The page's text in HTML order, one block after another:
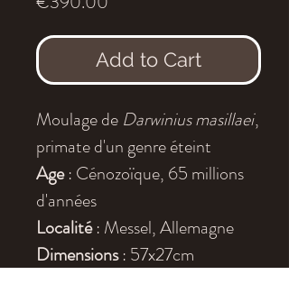
Add to Cart
Moulage de Darwinius masillaei,
primate d'un genre éteint
Age: Cénozoïque, 65 millions
d'années
Localité: Messel, Allemagne
Dimensions: 57x27cm